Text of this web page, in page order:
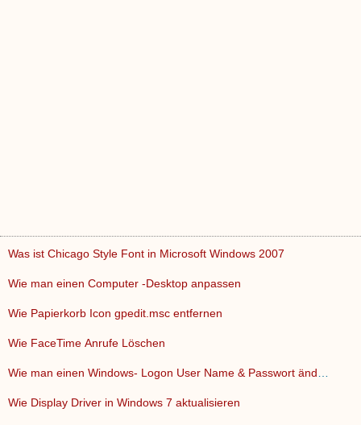
Was ist Chicago Style Font in Microsoft Windows 2007
Wie man einen Computer -Desktop anpassen
Wie Papierkorb Icon gpedit.msc entfernen
Wie FaceTime Anrufe Löschen
Wie Display Driver in Windows 7 aktualisieren